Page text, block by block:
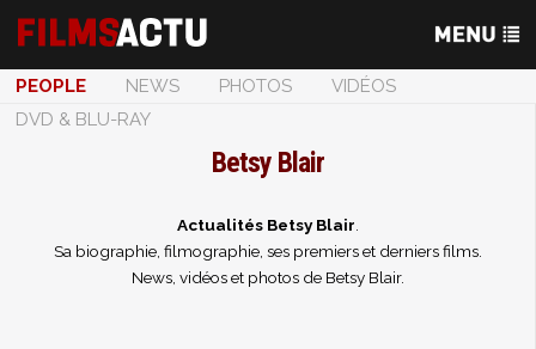
PEOPLE NEWS PHOTOS
VIDÉOS
DVD & BLU-RAY
Betsy Blair
Actualités Betsy Blair
Sa biographie, filmographie, ses premiers et derniers films.
News, vidéos et photos de Betsy Blair.